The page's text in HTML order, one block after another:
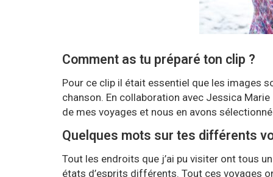
Comment as tu préparé ton clip ?
Pour ce clip il était essentiel que les images
chanson. En collaboration avec Jessica
de mes voyages et nous en avons
Quelques mots sur tes différents
Tout les endroits que j’ai pu visiter ont tous
états d’esprits différents. Tout ces voyages